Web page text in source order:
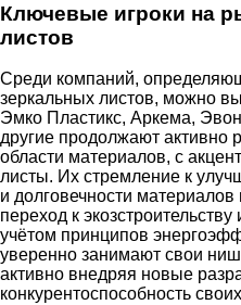
Ключевые игроки на
листов
Среди компаний,
зеркальных листов, можно
Эмко Пластикс, Аркема,
другие продолжают активно
области материалов, с
листы. Их стремление к
и долговечности
переход к
учётом принципов
уверенно занимают свои
активно внедряя новые
конкурентоспособность